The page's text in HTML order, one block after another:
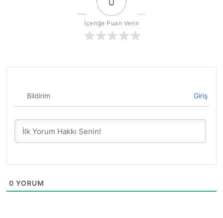
İçeriğe Puan Verin
Bildirim Giriş
0 YORUM